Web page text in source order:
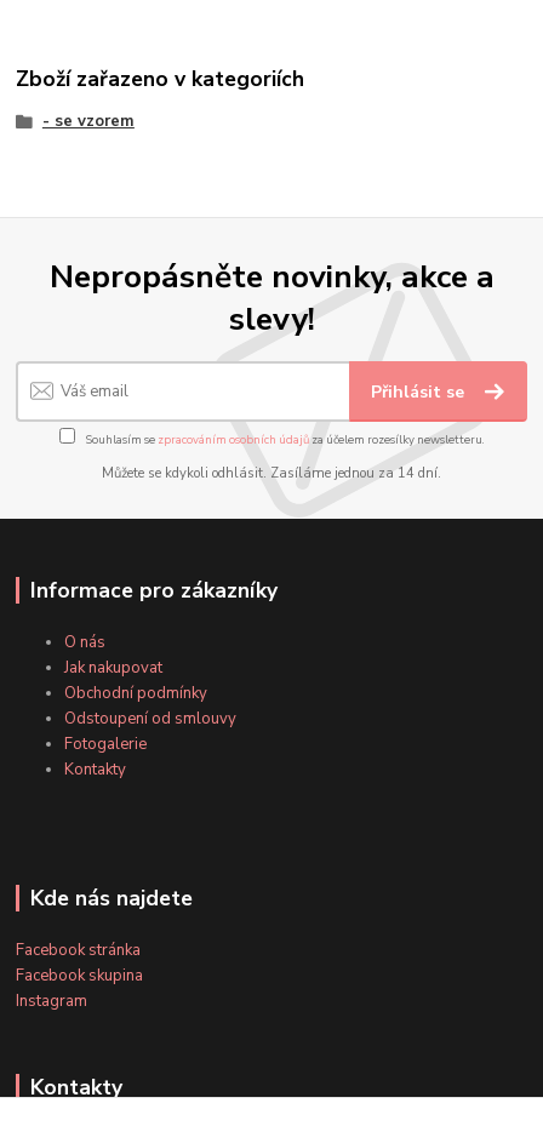
Zboží zařazeno v kategoriích
- se vzorem
Nepropásněte novinky, akce a
slevy!
Přihlásit se
Souhlasím se zpracováním osobních údajůza účelem rozesílky newsletteru.
Můžete se kdykoli odhlásit. Zasíláme jednou za 14 dní.
Informace pro zákazníky
O nás
Jak nakupovat
Obchodní podmínky
Odstoupení od smlouvy
Fotogalerie
Kontakty
Kde nás najdete
Facebook stránka
Facebook skupina
Instagram
Kontakty